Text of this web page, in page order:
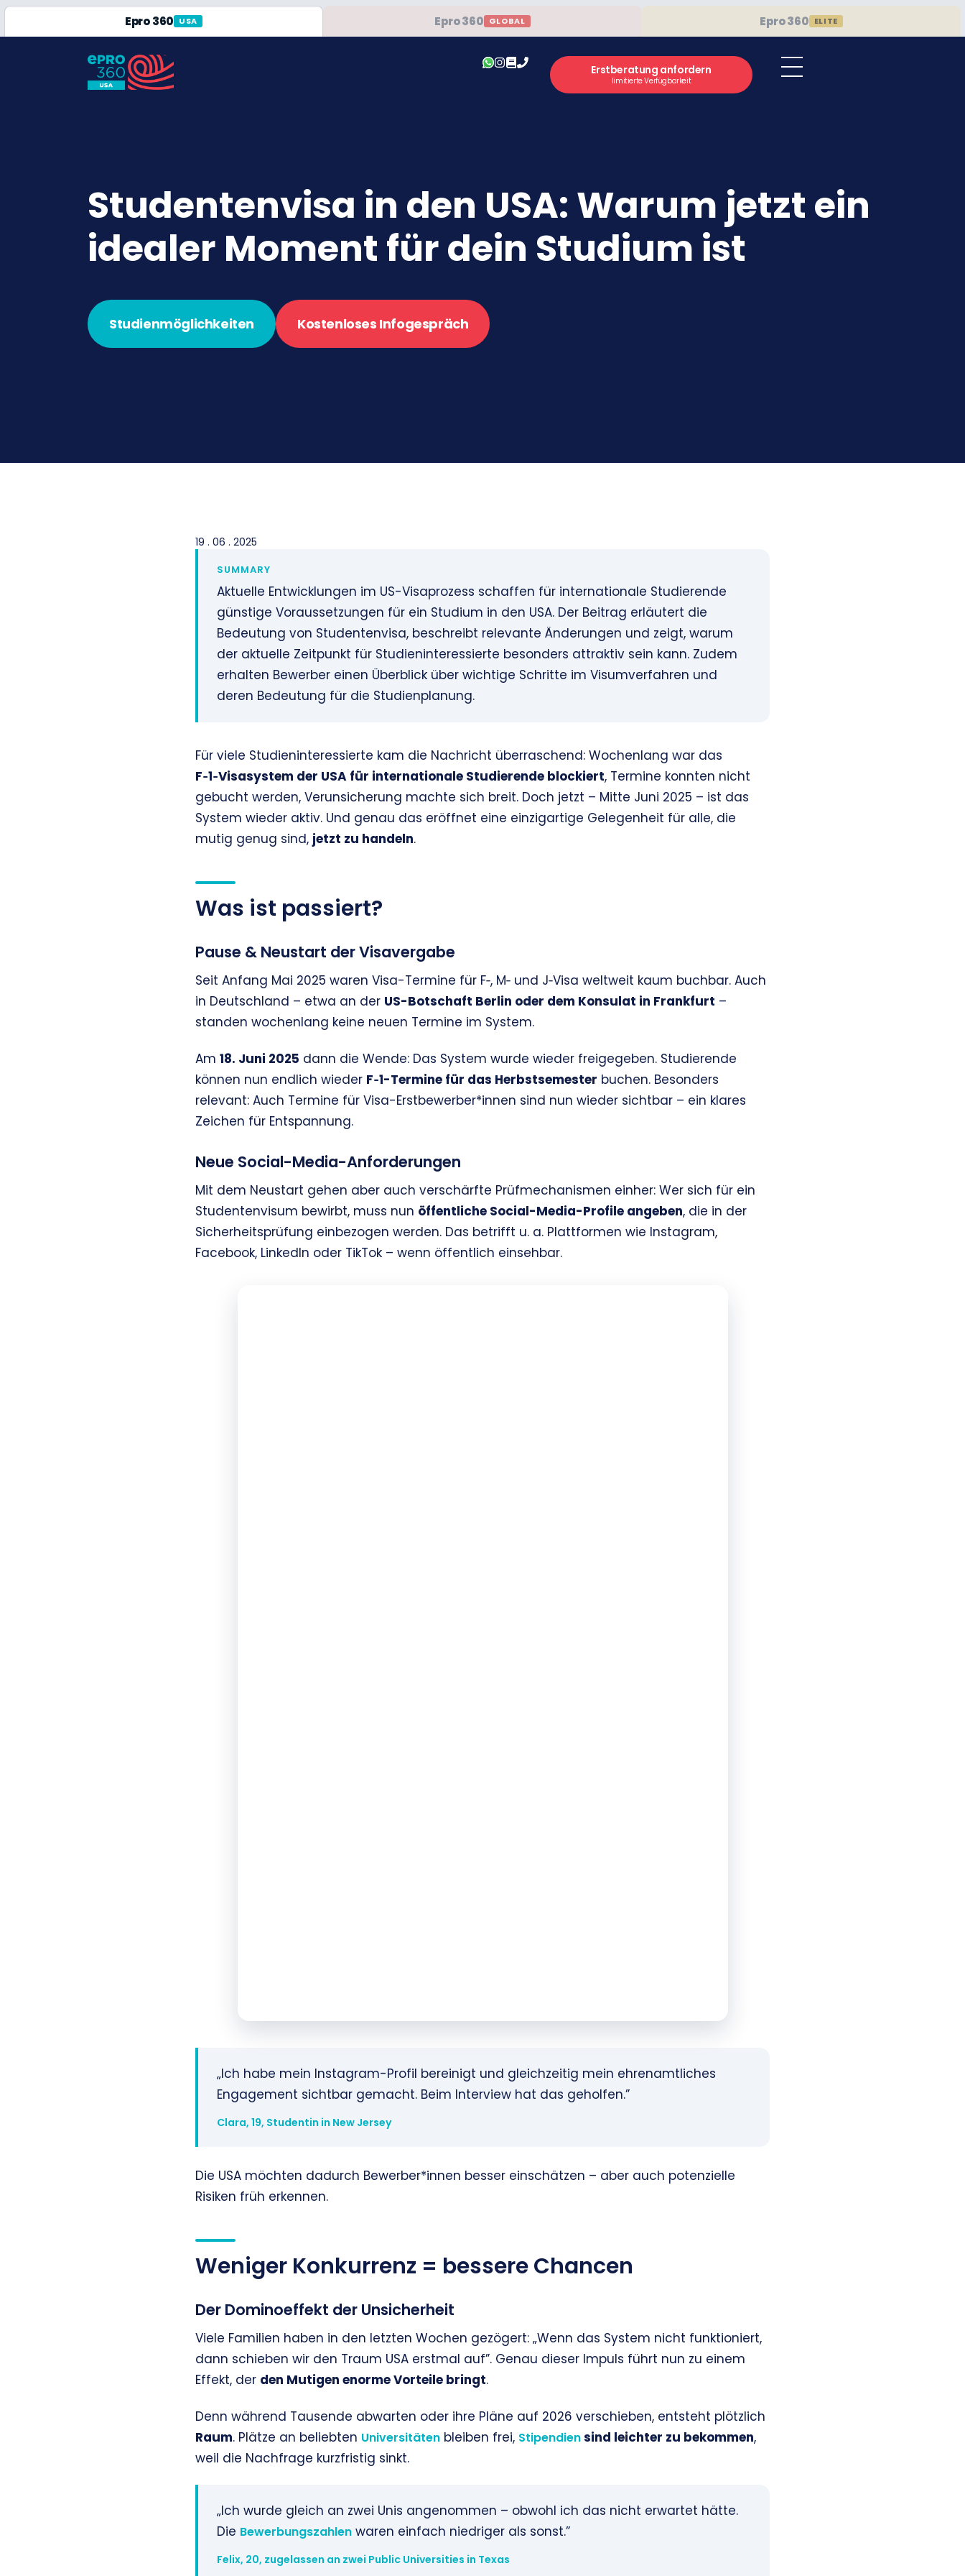
Epro 360 USA Epro 360 GLOBAL Epro 360 ELITE
Erstberatung anfordern
limitierte Verfügbarkeit
Studentenvisa in den USA: Warum jetzt ein
idealer Moment für dein Studium ist
Studienmöglichkeiten Kostenloses Infogespräch
19 . 06 . 2025
SUMMARY
Aktuelle Entwicklungen im US-Visaprozess schaffen für internationale Studierende
günstige Voraussetzungen für ein Studium in den USA. Der Beitrag erläutert die
Bedeutung von Studentenvisa, beschreibt relevante Änderungen und zeigt, warum
der aktuelle Zeitpunkt für Studieninteressierte besonders attraktiv sein kann. Zudem
erhalten Bewerber einen Überblick über wichtige Schritte im Visumverfahren und
deren Bedeutung für die Studienplanung.
Für viele Studieninteressierte kam die Nachricht überraschend: Wochenlang war das
F‑1‑Visasystem der USA für internationale Studierende blockiert, Termine konnten nicht
gebucht werden, Verunsicherung machte sich breit. Doch jetzt – Mitte Juni 2025 – ist das
System wieder aktiv. Und genau das eröffnet eine einzigartige Gelegenheit für alle, die
mutig genug sind, jetzt zu handeln.
Was ist passiert?
Pause & Neustart der Visavergabe
Seit Anfang Mai 2025 waren Visa-Termine für F‑, M‑ und J‑Visa weltweit kaum buchbar. Auch
in Deutschland – etwa an der US-Botschaft Berlin oder dem Konsulat in Frankfurt –
standen wochenlang keine neuen Termine im System.
Am 18. Juni 2025 dann die Wende: Das System wurde wieder freigegeben. Studierende
können nun endlich wieder F‑1-Termine für das Herbstsemester buchen. Besonders
relevant: Auch Termine für Visa-Erstbewerber*innen sind nun wieder sichtbar – ein klares
Zeichen für Entspannung.
Neue Social-Media-Anforderungen
Mit dem Neustart gehen aber auch verschärfte Prüfmechanismen einher: Wer sich für ein
Studentenvisum bewirbt, muss nun öffentliche Social-Media-Profile angeben, die in der
Sicherheitsprüfung einbezogen werden. Das betrifft u. a. Plattformen wie Instagram,
Facebook, LinkedIn oder TikTok – wenn öffentlich einsehbar.
„Ich habe mein Instagram-Profil bereinigt und gleichzeitig mein ehrenamtliches
Engagement sichtbar gemacht. Beim Interview hat das geholfen.”
Clara, 19, Studentin in New Jersey
Die USA möchten dadurch Bewerber*innen besser einschätzen – aber auch potenzielle
Risiken früh erkennen.
Weniger Konkurrenz = bessere Chancen
Der Dominoeffekt der Unsicherheit
Viele Familien haben in den letzten Wochen gezögert: „Wenn das System nicht funktioniert,
dann schieben wir den Traum USA erstmal auf”. Genau dieser Impuls führt nun zu einem
Effekt, der den Mutigen enorme Vorteile bringt.
Denn während Tausende abwarten oder ihre Pläne auf 2026 verschieben, entsteht plötzlich
Raum. Plätze an beliebten Universitäten bleiben frei, Stipendiensind leichter zu bekommen,
weil die Nachfrage kurzfristig sinkt.
„Ich wurde gleich an zwei Unis angenommen – obwohl ich das nicht erwartet hätte.
Die Bewerbungszahlen waren einfach niedriger als sonst.”
Felix, 20, zugelassen an zwei Public Universities in Texas